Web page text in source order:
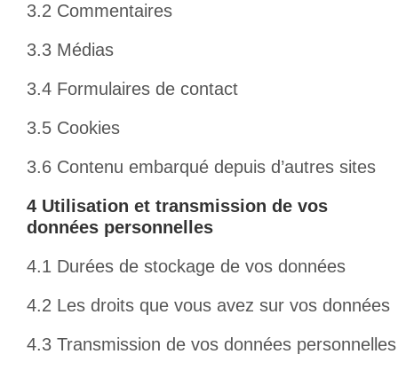
3.2 Commentaires
3.3 Médias
3.4 Formulaires de contact
3.5 Cookies
3.6 Contenu embarqué depuis d’autres sites
4 Utilisation et transmission de vos
données personnelles
4.1 Durées de stockage de vos données
4.2 Les droits que vous avez sur vos données
4.3 Transmission de vos données personnelles